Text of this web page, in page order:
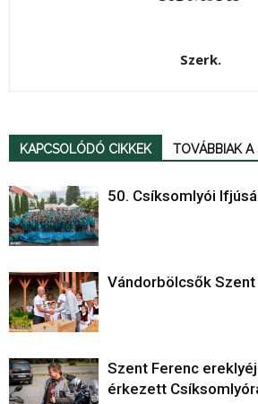
Szerk.
KAPCSOLÓDÓ CIKKEK TOVÁBBIAK
50. Csíksomlyói
Vándorbölcsők
Szent Ferenc
érkezett